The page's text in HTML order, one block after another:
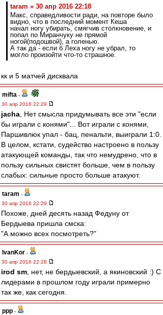
taram » 30 апр 2016 22:18
Макс, справедливости ради, на повторе было
видно, что в последний момент Кеша
начал ногу убирать, смягчив столкновение, и
попал по Миранчуку не прямой
ногой(подошвой), а голенью.
А так да - если б Леха ногу не убрал, то
могло произойти что-то страшное.
кк и 5 матчей дисквала
mifta -
30 апр 2016 22:29
jacha , Нет смысла придумывать все эти "если
бы играли с конями"... Вот играли с конями,
Паршивлюк упал - бац, пенальти, выиграли 1:0.
В целом, кстати, судейство настроено в пользу
атакующей команды, так что немудрено, что в
пользу сильных свистят больше, чем в пользу
слабых: сильные просто больше атакуют.
taram -
30 апр 2016 22:29
Похоже, дней десять назад Федуну от
Бердыева пришла смска:
"А можно всех посмотреть?"
IvanKor -
30 апр 2016 22:28
irod sm , нет, не бердыевский, а якиновский :) С
лидерами в прошлом году играли примерно
так же, как сегодня.
ppp -